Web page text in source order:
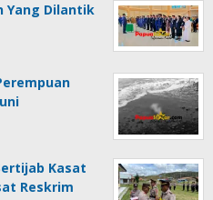
Yang Dilantik
Kasat
Reskrim